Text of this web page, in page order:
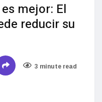
mejor: El
reducir su
3 minute read